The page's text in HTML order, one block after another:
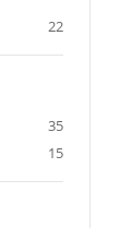
22
35
15